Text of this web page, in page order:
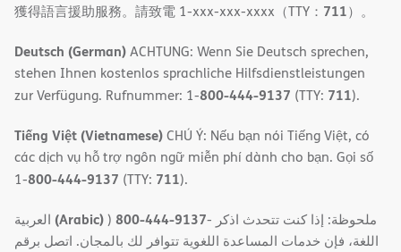
獲得語言援助服務。請致電 1-xxx-xxx-xxxx（TTY： 711）。
Deutsch (German)ACHTUNG: Wenn Sie Deutsch sprechen,
stehen Ihnen kostenlos sprachliche Hilfsdienstleistungen
zur Verfügung. Rufnummer: 1-800-444-9137 (TTY: 711).
Tiếng Việt (Vietnamese)CHÚ Ý: Nếu bạn nói Tiếng Việt, có
các dịch vụ hỗ trợ ngôn ngữ miễn phí dành cho bạn. Gọi số
1-800-444-9137 (TTY: 711).
(Arabic)) 800-444-9137- ملحوظة: إذا كنت تتحدث اذكر
اللغة، فإن خدمات المساعدة اللغویة تتوافر لك بالمجان. اتصل برقم